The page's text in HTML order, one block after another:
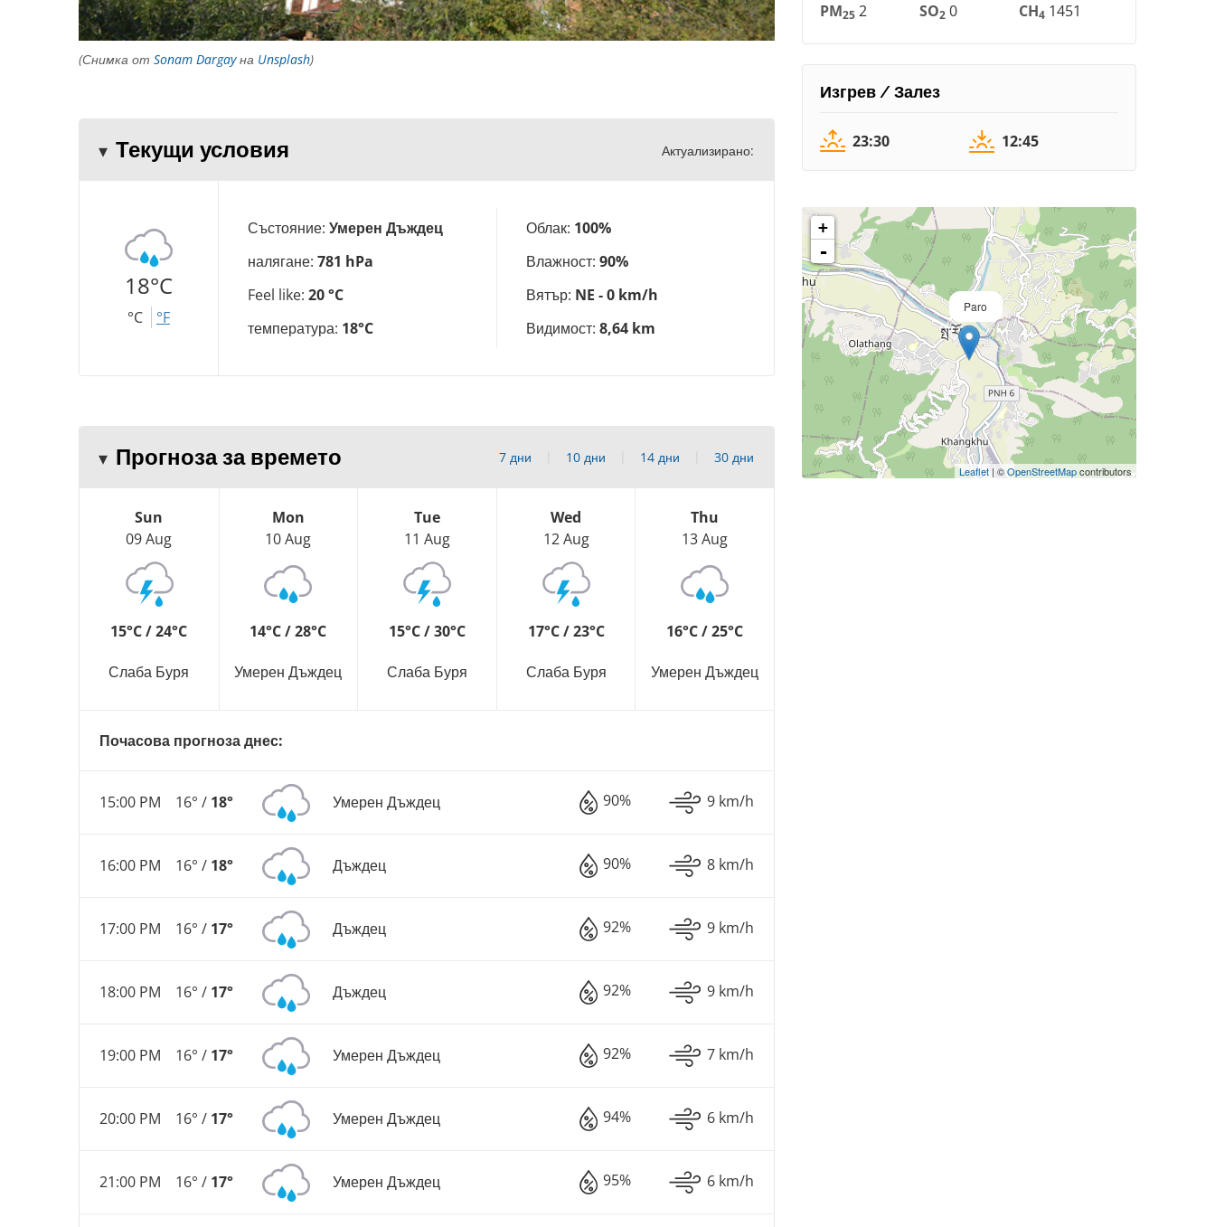
(Снимка от Sonam Dargayна Unsplash)
Текущи условия Актуализирано:
18°C
°C °F
Състояние: Умерен Дъждец
налягане: 781 hPa
Feel like: 20 °C
температура: 18°C
Облак: 100%
Влажност: 90%
Вятър: NE - 0 km/h
Видимост: 8,64 km
Прогноза за времето 7 дни 10 дни 14 дни 30 дни
Sun
09 Aug
15°C / 24°C
Слаба Буря
Mon
10 Aug
14°C / 28°C
Умерен Дъждец
Tue
11 Aug
15°C / 30°C
Слаба Буря
Wed
12 Aug
17°C / 23°C
Слаба Буря
Thu
13 Aug
16°C / 25°C
Умерен Дъждец
Почасова прогноза днес:
15:00 PM 16° / 18° Умерен Дъждец 90% 9 km/h
16:00 PM 16° / 18° Дъждец 90% 8 km/h
17:00 PM 16° / 17° Дъждец 92% 9 km/h
18:00 PM 16° / 17° Дъждец 92% 9 km/h
19:00 PM 16° / 17° Умерен Дъждец 92% 7 km/h
20:00 PM 16° / 17° Умерен Дъждец 94% 6 km/h
21:00 PM 16° / 17° Умерен Дъждец 95% 6 km/h
PM25 2 SO2 0 CH4 1451
Изгрев / Залез
23:30 12:45
Paro
+
-
Leaflet | ©OpenStreetMapcontributors